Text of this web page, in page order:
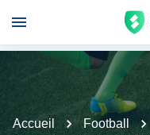
Accueil Football